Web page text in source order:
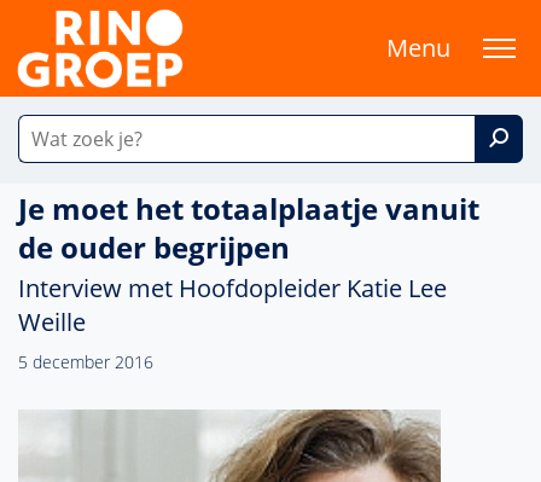
Menu
Je moet het totaalplaatje vanuit
de ouder begrijpen
Interview met Hoofdopleider Katie Lee
Weille
5 december 2016